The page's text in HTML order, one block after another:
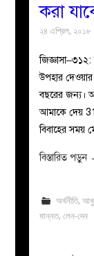
পাতা
মজলিস
প্রশ্ন
করুন
করা
২৪ এপ্রিল, ২০১৮
উপহার
বছরের জন্য।
আমাকে দেয়
বিবাহের সময়
বিস্তারিত পড়ুন
অর্থনীতি,
মান্নত,লেন-দেন